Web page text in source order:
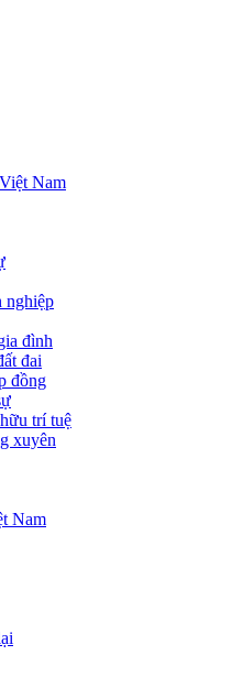
Nam
nghiệp
đình
đai
đồng
trí tuệ
xuyên
Nam